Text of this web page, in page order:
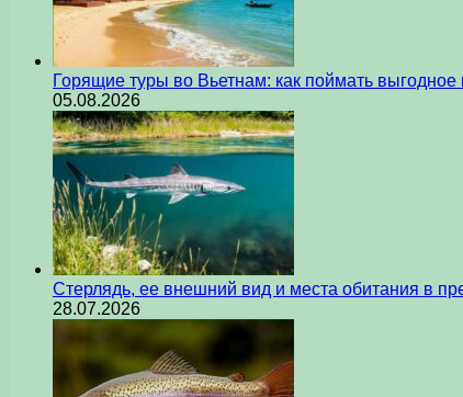
Горящие туры во Вьетнам: как поймать
05.08.2026
Стерлядь, ее внешний вид и места обитания в
28.07.2026